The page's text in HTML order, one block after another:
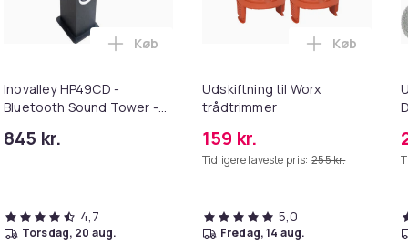
med stereolydbase, Bluetooth 5.3 trådløs IP7x
højttaler 36W bærbar højttaler med stereolydbase,
Inovalley HP49CD -
Bluetooth Sound Tower -
karaokefunktion - 100W -
845 kr.
Læg Inovalley HP49CD - Bluetooth
Køb
4,7
torsdag, 20 aug.
Udskiftning til Worx
trådtrimmer
159 kr.
Tidligere laveste pris: 255 kr.
Læg
Køb
5,0
fredag, 14 aug.